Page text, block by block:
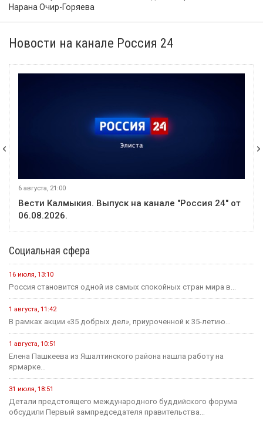
Нарана Очир-Горяева
Новости на канале Россия 24
6 августа, 21:00
Вести Калмыкия. Выпуск на канале "Россия 24" от
06.08.2026.
Социальная сфера
16 июля, 13:10
Россия становится одной из самых спокойных стран мира в...
1 августа, 11:42
В рамках акции «35 добрых дел», приуроченной к 35-летию...
1 августа, 10:51
Елена Пашкеева из Яшалтинского района нашла работу на
ярмарке...
31 июля, 18:51
Детали предстоящего международного буддийского форума
обсудили Первый зампредседателя правительства...